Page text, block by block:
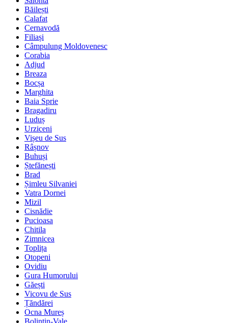
Băilești
Calafat
Cernavodă
Filiași
Câmpulung Moldovenesc
Corabia
Adjud
Breaza
Bocșa
Marghita
Baia Sprie
Bragadiru
Luduș
Urziceni
Vișeu de Sus
Râșnov
Buhuși
Ștefănești
Brad
Șimleu Silvaniei
Vatra Dornei
Mizil
Cisnădie
Pucioasa
Chitila
Zimnicea
Toplița
Otopeni
Ovidiu
Gura Humorului
Găești
Vicovu de Sus
Țăndărei
Ocna Mureș